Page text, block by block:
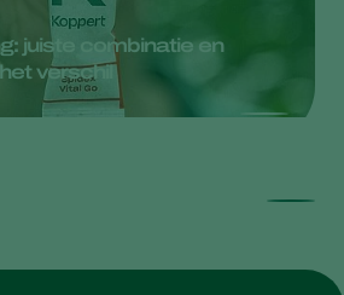
juiste combinatie en
verschil